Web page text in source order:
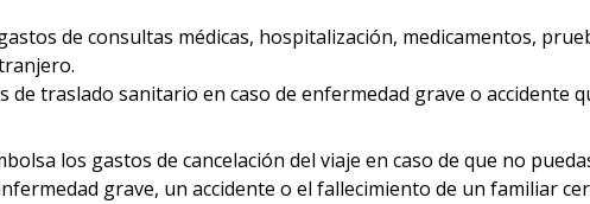
de consultas médicas, hospitalización, medicamentos,
de traslado sanitario en caso de enfermedad grave o accidente
los gastos de cancelación del viaje en caso de que no
grave, un accidente o el fallecimiento de un familiar